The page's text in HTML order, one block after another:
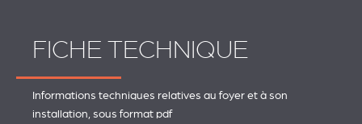
FICHE TECHNIQUE
Informations techniques relatives au foyer et à son
installation, sous format pdf